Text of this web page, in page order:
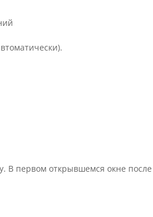
В первом открывшемся окне после